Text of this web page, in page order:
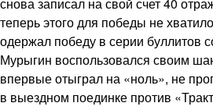
снова записал на свой счет 40
теперь этого для победы не
одержал победу в серии буллитов
Мурыгин воспользовался своим
впервые отыграл на «ноль», не
в выездном поединке против